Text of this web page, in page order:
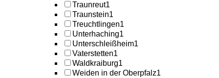
Traunreut1
Traunstein1
Treuchtlingen1
Unterhaching1
Unterschleißheim1
Vaterstetten1
Waldkraiburg1
Weiden in der Oberpfalz1